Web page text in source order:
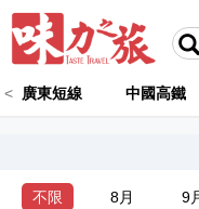
< 廣東短線 中國高鐵
不限 8月 9